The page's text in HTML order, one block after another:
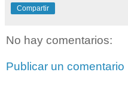
Compartir
No hay comentarios:
Publicar un comentario